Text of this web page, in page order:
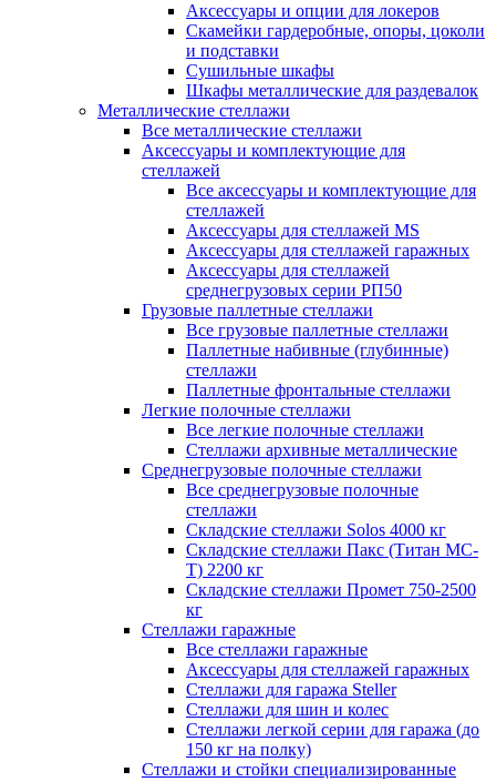
Аксессуары и опции для локеров
Скамейки гардеробные, опоры, цоколи
и подставки
Сушильные шкафы
Шкафы металлические для раздевалок
Металлические стеллажи
Все металлические стеллажи
Аксессуары и комплектующие для
стеллажей
Все аксессуары и комплектующие для
стеллажей
Аксессуары для стеллажей MS
Аксессуары для стеллажей гаражных
Аксессуары для стеллажей
среднегрузовых серии РП50
Грузовые паллетные стеллажи
Все грузовые паллетные стеллажи
Паллетные набивные (глубинные)
стеллажи
Паллетные фронтальные стеллажи
Легкие полочные стеллажи
Все легкие полочные стеллажи
Стеллажи архивные металлические
Среднегрузовые полочные стеллажи
Все среднегрузовые полочные
стеллажи
Складские стеллажи Solos 4000 кг
Складские стеллажи Пакс (Титан МС-
Т) 2200 кг
Складские стеллажи Промет 750-2500
кг
Стеллажи гаражные
Все стеллажи гаражные
Аксессуары для стеллажей гаражных
Стеллажи для гаража Steller
Стеллажи для шин и колес
Стеллажи легкой серии для гаража (до
150 кг на полку)
Стеллажи и стойки специализированные